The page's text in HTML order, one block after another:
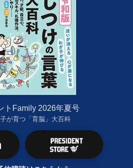
トFamily 2026年夏号
が育つ「育脳」大百科